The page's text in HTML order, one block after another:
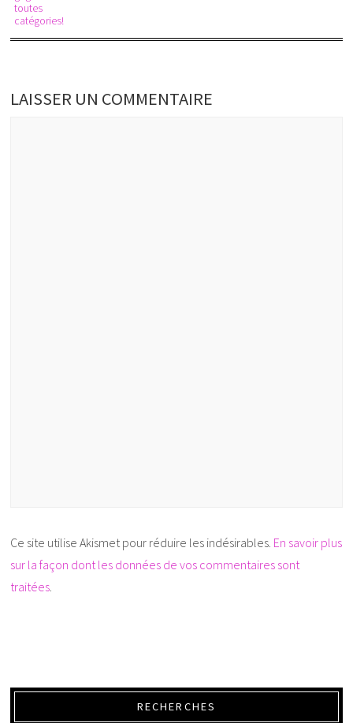
toutes
catégories!
LAISSER UN COMMENTAIRE
Ce site utilise Akismet pour réduire les indésirables. En savoir plus
sur la façon dont les données de vos commentaires sont
traitées.
RECHERCHES